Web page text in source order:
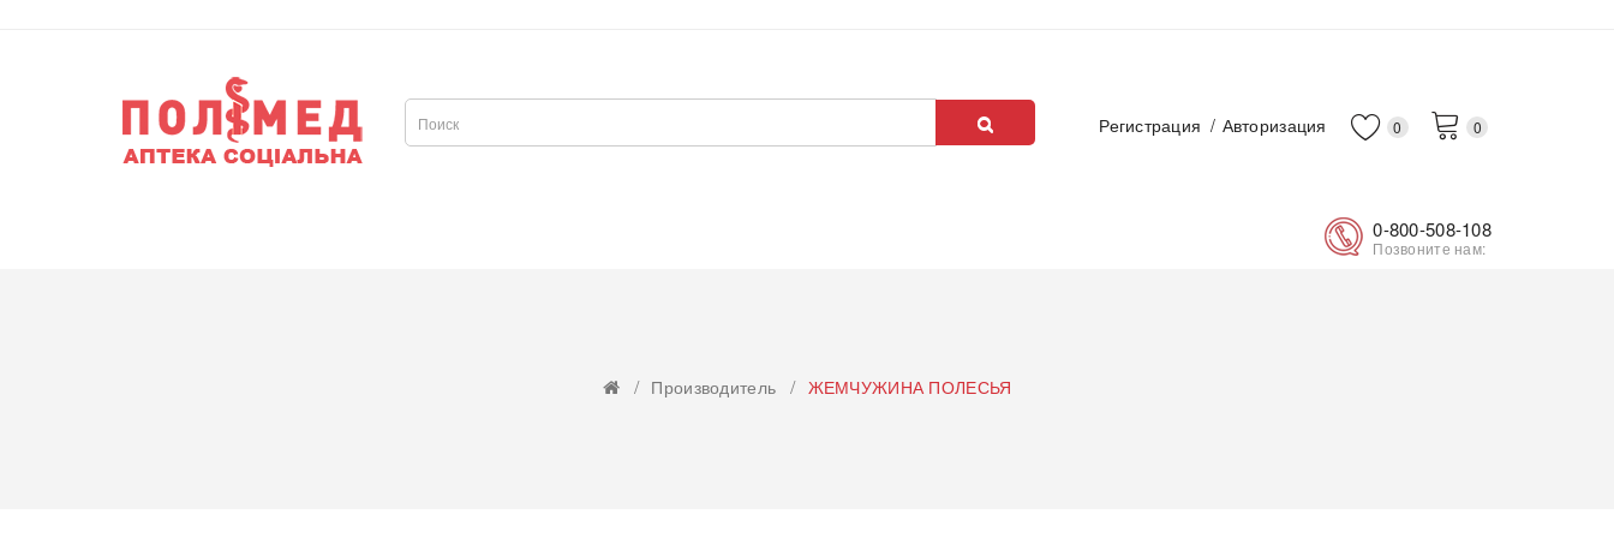
Регистрация Авторизация 0
0
0-800-508-108
Позвоните нам:
Производитель ЖЕМЧУЖИНА ПОЛЕСЬЯ